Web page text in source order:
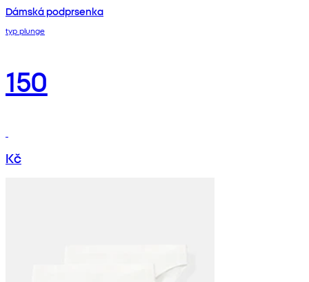
Dámská podprsenka
typ plunge
150
Kč